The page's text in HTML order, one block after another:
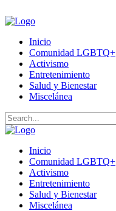
Inicio
Comunidad LGBTQ+
Activismo
Entretenimiento
Salud y Bienestar
Miscelánea
Inicio
Comunidad LGBTQ+
Activismo
Entretenimiento
Salud y Bienestar
Miscelánea